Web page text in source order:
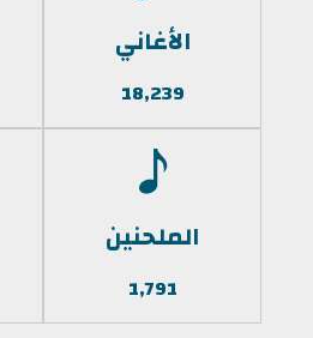
الأغاني
18,239
الملحنين
1,791